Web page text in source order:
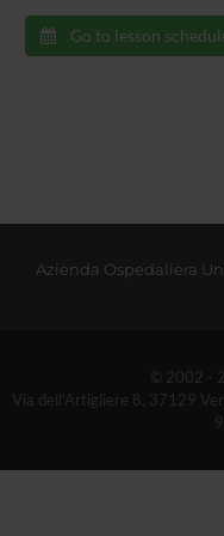
Go to lesson
Azienda Ospedaliera
© 2002 -
Via dell'Artigliere 8, 37129